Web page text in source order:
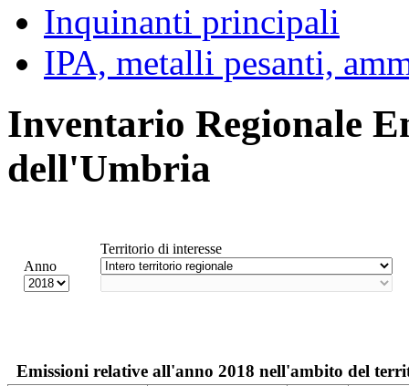
Inquinanti principali
IPA, metalli pesanti,
Inventario Regionale
dell'Umbria
Anno
Territorio di interesse
Emissioni relative all'anno 2018 nell'ambito del